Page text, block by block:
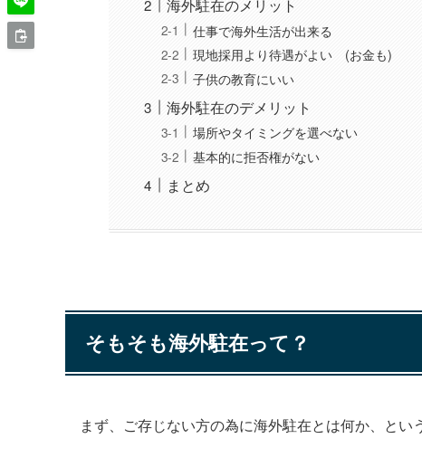
海外駐在のメリット
仕事で海外生活が出来る
現地採用より待遇がよい (お金も)
子供の教育にいい
海外駐在のデメリット
場所やタイミングを選べない
基本的に拒否権がない
まとめ
そもそも海外駐在って？
まず、ご存じない方の為に海外駐在とは何か、とい